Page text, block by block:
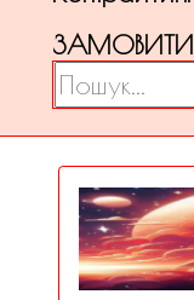
ЗАМОВИТИ
Пошук